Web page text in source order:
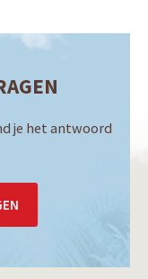
je het antwoord